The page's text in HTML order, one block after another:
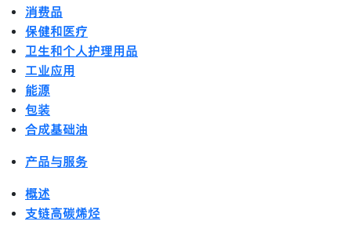
消费品
保健和医疗
卫生和个人护理用品
工业应用
能源
包装
合成基础油
产品与服务
概述
支链高碳烯烃